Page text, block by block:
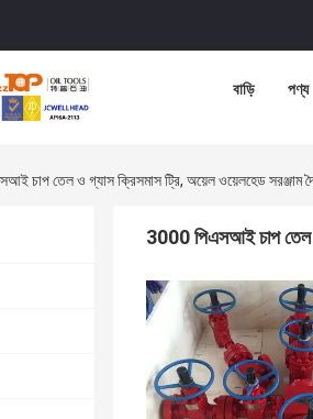
বাড়ি পণ্য
চাপ তেল ও গ্যাস ক্রিসমাস ট্রি, অয়েল ওয়েলহেড সরঞ্জাম
3000 পিএসআই চাপ তেল